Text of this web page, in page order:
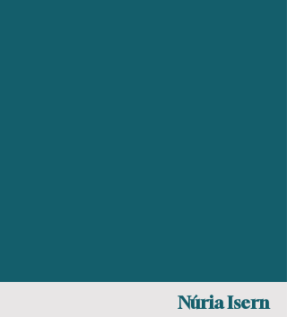
Núria Isern